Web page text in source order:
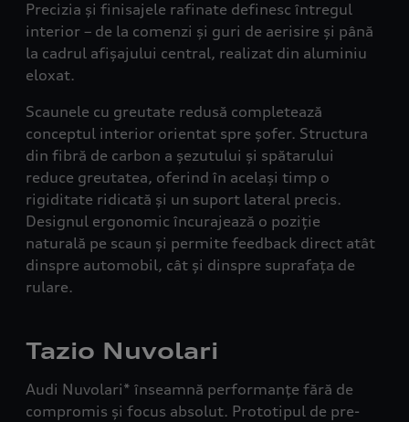
Precizia și finisajele rafinate definesc întregul
interior – de la comenzi și guri de aerisire și până
la cadrul afișajului central, realizat din aluminiu
eloxat.
Scaunele cu greutate redusă completează
conceptul interior orientat spre șofer. Structura
din fibră de carbon a șezutului și spătarului
reduce greutatea, oferind în același timp o
rigiditate ridicată și un suport lateral precis.
Designul ergonomic încurajează o poziție
naturală pe scaun și permite feedback direct atât
dinspre automobil, cât și dinspre suprafața de
rulare.
Tazio Nuvolari
Audi Nuvolari* înseamnă performanțe fără de
compromis și focus absolut. Prototipul de pre-